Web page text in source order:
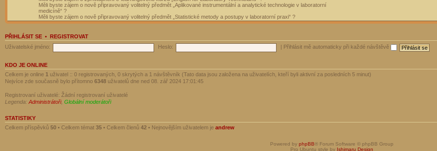
Měli byste zájem o nově připravovaný volitelný předmět „Aplikované instrumentální a analytické technologie v laboratorní
medicíně“ ?
Měli byste zájem o nově připravovaný volitelný předmět „Statistické metody a postupy v laboratorní praxi“ ?
PŘIHLÁSIT SE • REGISTROVAT
Uživatelské jméno:
Heslo: Přihlásit mě automaticky při každé návštěvě
KDO JE ONLINE
Celkem je online 1 uživatel :: 0 registrovaných, 0 skrytých a 1 návštěvník (Tato data jsou založena na uživatelích, kteří byli aktivní za posledních 5 minut)
Nejvíce zde současně bylo přítomno 6348 uživatelů dne ned 08. zář 2024 17:01:45
Registrovaní uživatelé: Žádní registrovaní uživatelé
Legenda: Administrátoři, Globální moderátoři
STATISTIKY
Celkem příspěvků 50 • Celkem témat 35 • Celkem členů 42 • Nejnovějším uživatelem je andrew
Powered by phpBB® Forum Software © phpBB Group
Pro Ubuntu style by Ishimaru Design